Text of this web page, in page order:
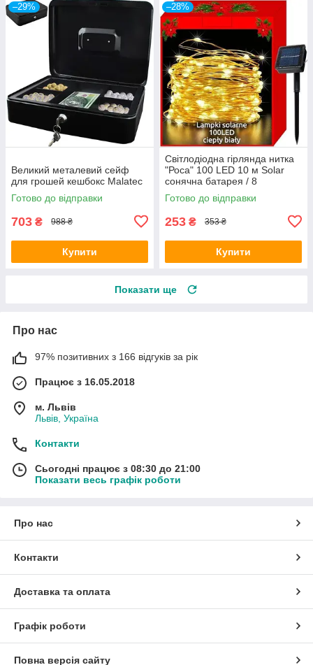
–29%
Великий металевий сейф
для грошей кешбокс Malatec
Готово до відправки
703 ₴ 988 ₴
Купити
–28%
Світлодіодна гірлянда нитка
"Роса" 100 LED 10 м Solar
сонячна батарея / 8
РЕЖИМІВ СВЕТА
Готово до відправки
253 ₴ 353 ₴
Купити
Показати ще
Про нас
97% позитивних з 166 відгуків за рік
Працює з 16.05.2018
м. Львів
Львів, Україна
Контакти
Сьогодні працює з 08:30 до 21:00
Показати весь графік роботи
Про нас
Контакти
Доставка та оплата
Графік роботи
Повна версія сайту